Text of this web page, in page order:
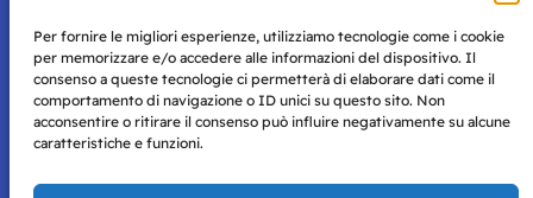
Per fornire le migliori esperienze, utilizziamo tecnologie come i cookie
per memorizzare e/o accedere alle informazioni del dispositivo. Il
consenso a queste tecnologie ci permetterà di elaborare dati come il
comportamento di navigazione o ID unici su questo sito. Non
acconsentire o ritirare il consenso può influire negativamente su alcune
caratteristiche e funzioni.